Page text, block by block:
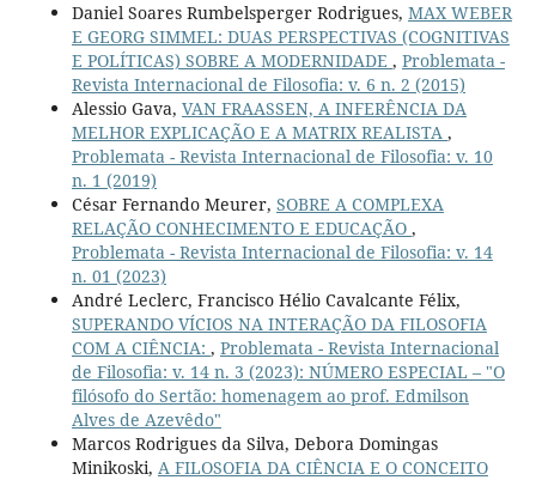
Daniel Soares Rumbelsperger Rodrigues, MAX WEBER
E GEORG SIMMEL: DUAS PERSPECTIVAS (COGNITIVAS
E POLÍTICAS) SOBRE A MODERNIDADE , Problemata -
Revista Internacional de Filosofia: v. 6 n. 2 (2015)
Alessio Gava, VAN FRAASSEN, A INFERÊNCIA DA
MELHOR EXPLICAÇÃO E A MATRIX REALISTA ,
Problemata - Revista Internacional de Filosofia: v. 10
n. 1 (2019)
César Fernando Meurer, SOBRE A COMPLEXA
RELAÇÃO CONHECIMENTO E EDUCAÇÃO ,
Problemata - Revista Internacional de Filosofia: v. 14
n. 01 (2023)
André Leclerc, Francisco Hélio Cavalcante Félix,
SUPERANDO VÍCIOS NA INTERAÇÃO DA FILOSOFIA
COM A CIÊNCIA: , Problemata - Revista Internacional
de Filosofia: v. 14 n. 3 (2023): NÚMERO ESPECIAL – "O
filósofo do Sertão: homenagem ao prof. Edmilson
Alves de Azevêdo"
Marcos Rodrigues da Silva, Debora Domingas
Minikoski, A FILOSOFIA DA CIÊNCIA E O CONCEITO